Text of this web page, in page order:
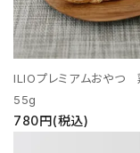
プライバシーポリシー
お問い合わせ
ACCOUNT MENU
ILIOプレミアムおやつ
55g
780円(税込)